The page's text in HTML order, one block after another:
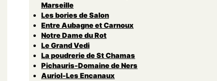
Marseille
Les bories de Salon
Entre Aubagne et Carnoux
Notre Dame du Rot
Le Grand Vedi
La poudrerie de St Chamas
Pichauris-Domaine de Ners
Auriol-Les Encanaux